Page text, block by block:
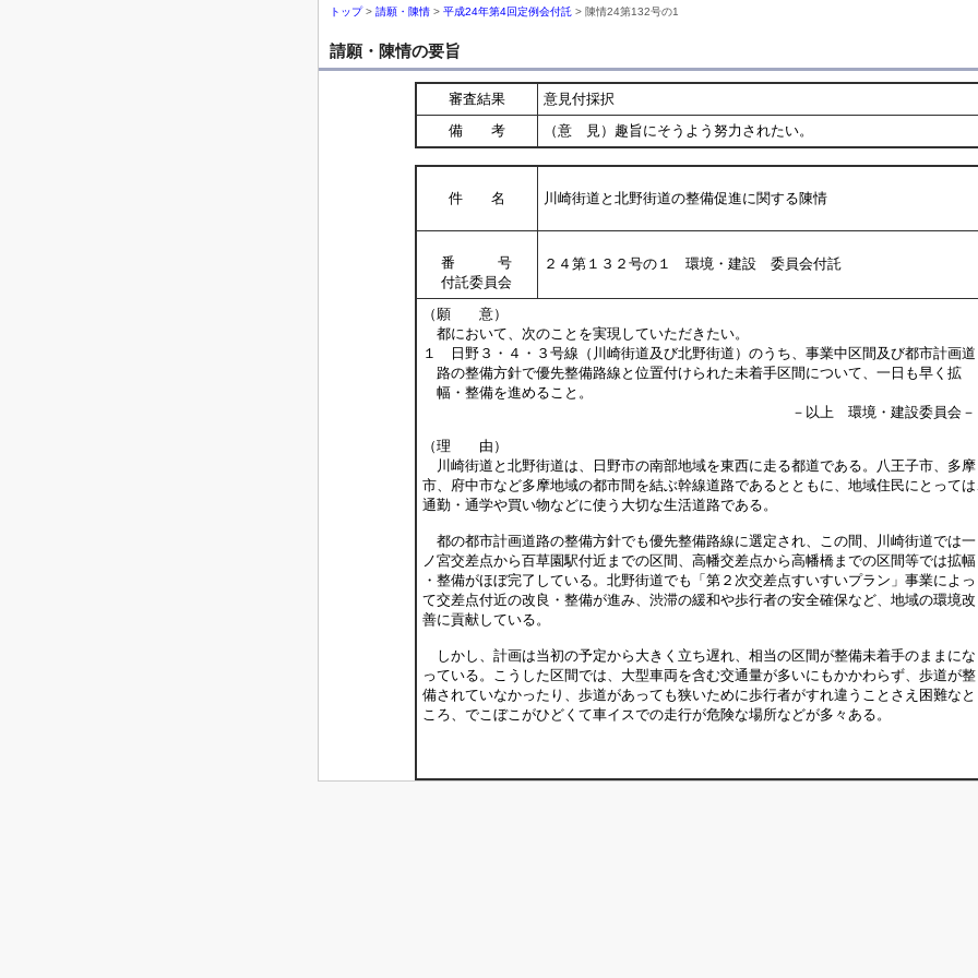
トップ> 請願・陳情 > 平成24年第4回定例会付託 > 陳情24第132号の1
請願・陳情の要旨
審査結果
意見付採択
備 考
（意 見）趣旨にそうよう努力されたい。
件 名 川崎街道と北野街道の整備促進に関する陳情
番 号
付託委員会
２４第１３２号の１ 環境・建設 委員会付託
（願 意）
都において、次のことを実現していただきたい。
１ 日野３・４・３号線（川崎街道及び北野街道）のうち、事業中区間及び都市計画道
路の整備方針で優先整備路線と位置付けられた未着手区間について、一日も早く拡
幅・整備を進めること。
－以上 環境・建設委員会－
（理 由）
川崎街道と北野街道は、日野市の南部地域を東西に走る都道である。八王子市、多摩
市、府中市など多摩地域の都市間を結ぶ幹線道路であるとともに、地域住民にとっては
通勤・通学や買い物などに使う大切な生活道路である。
都の都市計画道路の整備方針でも優先整備路線に選定され、この間、川崎街道では一
ノ宮交差点から百草園駅付近までの区間、高幡交差点から高幡橋までの区間等では拡幅
・整備がほぼ完了している。北野街道でも「第２次交差点すいすいプラン」事業によっ
て交差点付近の改良・整備が進み、渋滞の緩和や歩行者の安全確保など、地域の環境改
善に貢献している。
しかし、計画は当初の予定から大きく立ち遅れ、相当の区間が整備未着手のままにな
っている。こうした区間では、大型車両を含む交通量が多いにもかかわらず、歩道が整
備されていなかったり、歩道があっても狭いために歩行者がすれ違うことさえ困難なと
ころ、でこぼこがひどくて車イスでの走行が危険な場所などが多々ある。